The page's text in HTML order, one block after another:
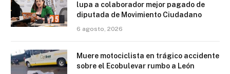
lupa a colaborador mejor pagado de
diputada de Movimiento Ciudadano
6 agosto, 2026
Muere motociclista en trágico accidente
sobre el Ecobulevar rumbo a León